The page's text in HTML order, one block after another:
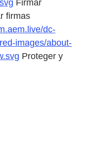
Firmar
firmas
dc-
images/about-
Proteger y